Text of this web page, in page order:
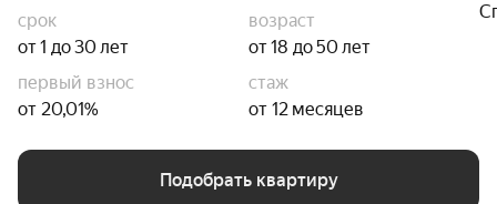
срок
от 1 до 30 лет
возраст
от 18 до 50 лет
первый взнос
от 20,01%
стаж
от 12 месяцев
Подобрать квартиру